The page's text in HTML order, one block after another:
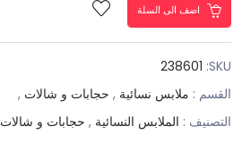
اضف الى السلة
SKU:
238601
القسم : ملابس نسائية , حجابات و شالات ,
التصنيف : الملابس النسائية , حجابات و شالات